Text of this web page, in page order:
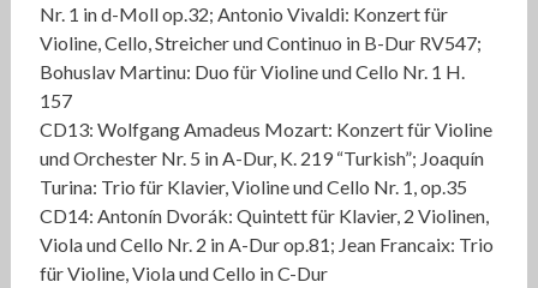
Nr. 1 in d-Moll op.32; Antonio Vivaldi: Konzert für
Violine, Cello, Streicher und Continuo in B-Dur RV547;
Bohuslav Martinu: Duo für Violine und Cello Nr. 1 H.
157
CD13: Wolfgang Amadeus Mozart: Konzert für Violine
und Orchester Nr. 5 in A-Dur, K. 219 “Turkish”; Joaquín
Turina: Trio für Klavier, Violine und Cello Nr. 1, op.35
CD14: Antonín Dvorák: Quintett für Klavier, 2 Violinen,
Viola und Cello Nr. 2 in A-Dur op.81; Jean Francaix: Trio
für Violine, Viola und Cello in C-Dur